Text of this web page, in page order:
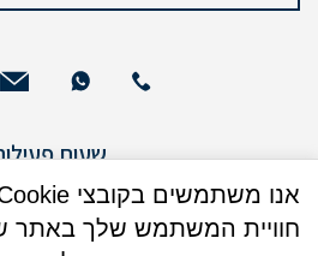
שעות
ימים א – ה : 09:00 - 13:00
ימים א + ג: 16:00 - 17:30 (בנוסף)
חוויית המשתמש שלך באתר